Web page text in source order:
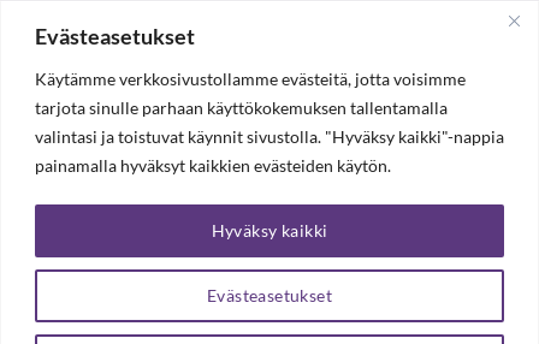
Evästeasetukset
Käytämme verkkosivustollamme evästeitä, jotta voisimme
tarjota sinulle parhaan käyttökokemuksen tallentamalla
valintasi ja toistuvat käynnit sivustolla. "Hyväksy kaikki"-nappia
painamalla hyväksyt kaikkien evästeiden käytön.
Evästeasetukset
Hyväksy kaikki
customers for passed years and welcome you to our Tampere
shop and webstore.
SUBSCRIBE OUR NEWSLETTER TO RECEIVE 20%
DISCOUNT.
SUBSCRIBE OUR NEWSLETTER